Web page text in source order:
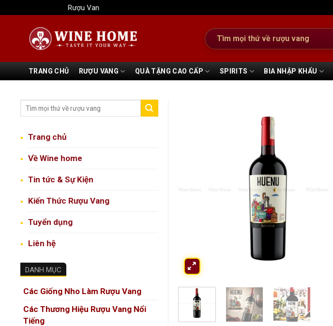
qua
Rượu Vang Wine Home
Tìm
kiếm:
TRANG CHỦ RƯỢU VANG QUÀ TẶNG CAO CẤP SPIRITS BIA NHẬP KHẨU
Trang chủ
Về Wine home
Tin tức & Sự Kiện
Kiến Thức Rượu Vang
Tuyển dụng
Liên hệ
DANH MỤC
Các Giống Nho Làm Rượu Vang
Các Thương Hiệu Rượu Vang Nổi
Tiếng